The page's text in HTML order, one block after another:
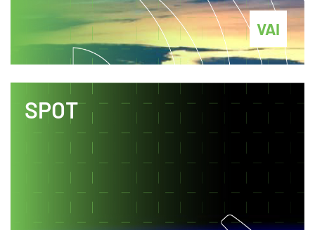
VAI
SPOT